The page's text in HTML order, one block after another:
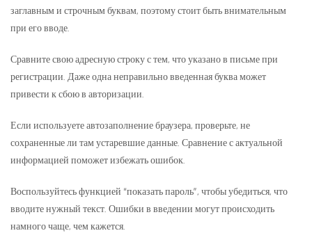
заглавным и строчным буквам, поэтому стоит быть внимательным
при его вводе.
Сравните свою адресную строку с тем, что указано в письме при
регистрации. Даже одна неправильно введенная буква может
привести к сбою в авторизации.
Если используете автозаполнение браузера, проверьте, не
сохраненные ли там устаревшие данные. Сравнение с актуальной
информацией поможет избежать ошибок.
Воспользуйтесь функцией “показать пароль”, чтобы убедиться, что
вводите нужный текст. Ошибки в введении могут происходить
намного чаще, чем кажется.